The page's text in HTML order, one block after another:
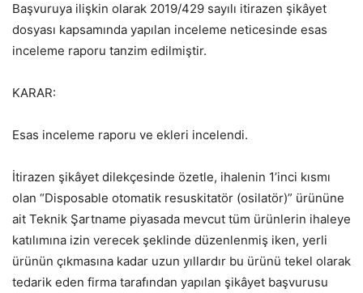
Başvuruya ilişkin olarak 2019/429 sayılı itirazen şikâyet
dosyası kapsamında yapılan inceleme neticesinde esas
inceleme raporu tanzim edilmiştir.
KARAR:
Esas inceleme raporu ve ekleri incelendi.
İtirazen şikâyet dilekçesinde özetle, ihalenin 1’inci kısmı
olan “Disposable otomatik resuskitatör (osilatör)” ürününe
ait Teknik Şartname piyasada mevcut tüm ürünlerin ihaleye
katılımına izin verecek şeklinde düzenlenmiş iken, yerli
ürünün çıkmasına kadar uzun yıllardır bu ürünü tekel olarak
tedarik eden firma tarafından yapılan şikâyet başvurusu